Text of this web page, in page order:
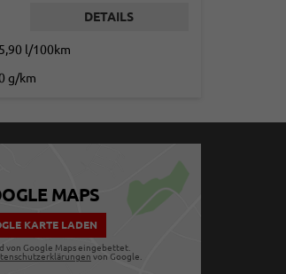
DETAILS
5,90 l/100km
g/km
MAPS
KARTE LADEN
von Google Maps eingebettet.
von Google.